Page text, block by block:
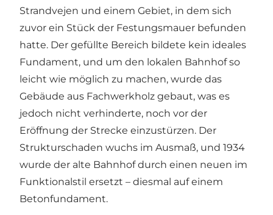
Strandvejen und einem Gebiet, in dem sich
zuvor ein Stück der Festungsmauer befunden
hatte. Der gefüllte Bereich bildete kein ideales
Fundament, und um den lokalen Bahnhof so
leicht wie möglich zu machen, wurde das
Gebäude aus Fachwerkholz gebaut, was es
jedoch nicht verhinderte, noch vor der
Eröffnung der Strecke einzustürzen. Der
Strukturschaden wuchs im Ausmaß, und 1934
wurde der alte Bahnhof durch einen neuen im
Funktionalstil ersetzt – diesmal auf einem
Betonfundament.